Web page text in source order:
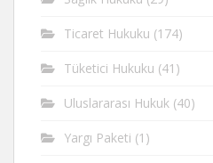
Ticaret Hukuku (174)
Tüketici Hukuku (41)
Uluslararası Hukuk (40)
Yargı Paketi (1)